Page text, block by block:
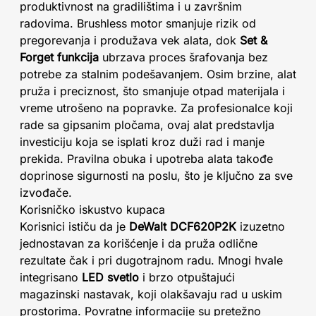
produktivnost na gradilištima i u završnim
radovima. Brushless motor smanjuje rizik od
pregorevanja i produžava vek alata, dok Set &
Forget funkcija ubrzava proces šrafovanja bez
potrebe za stalnim podešavanjem. Osim brzine, alat
pruža i preciznost, što smanjuje otpad materijala i
vreme utrošeno na popravke. Za profesionalce koji
rade sa gipsanim pločama, ovaj alat predstavlja
investiciju koja se isplati kroz duži rad i manje
prekida. Pravilna obuka i upotreba alata takođe
doprinose sigurnosti na poslu, što je ključno za sve
izvođače.
Korisničko iskustvo kupaca
Korisnici ističu da je DeWalt DCF620P2K izuzetno
jednostavan za korišćenje i da pruža odlične
rezultate čak i pri dugotrajnom radu. Mnogi hvale
integrisano LED svetlo i brzo otpuštajući
magazinski nastavak, koji olakšavaju rad u uskim
prostorima. Povratne informacije su pretežno